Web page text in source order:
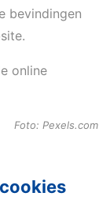
bevindingen
online
Foto: Pexels.com